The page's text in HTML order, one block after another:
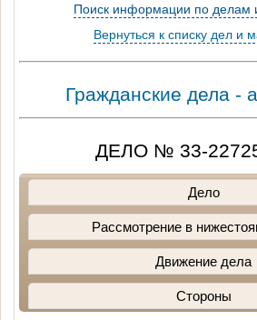
Поиск информации по делам
Вернуться к списку дел и
Гражданские дела -
ДЕЛО № 33-
Дело
Рассмотрение в
Движение дела
Стороны